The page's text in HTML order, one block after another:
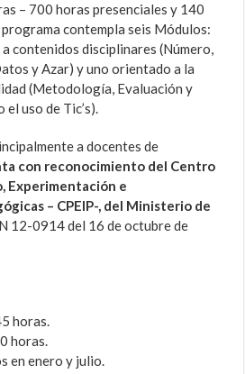
– 700 horas presenciales y 140
contempla seis Módulos:
contenidos disciplinares (Número,
y Azar) y uno orientado a la
(Metodología, Evaluación y
uso de Tic’s).
a docentes de
con reconocimiento del Centro
Experimentación e
– CPEIP-, del Ministerio de
12-0914 del 16 de octubre de
horas.
horas.
en enero y julio.